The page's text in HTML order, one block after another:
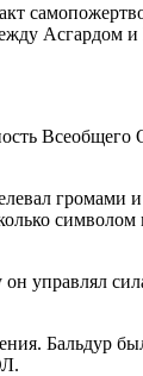
Асгардом
управлял
Бальдур